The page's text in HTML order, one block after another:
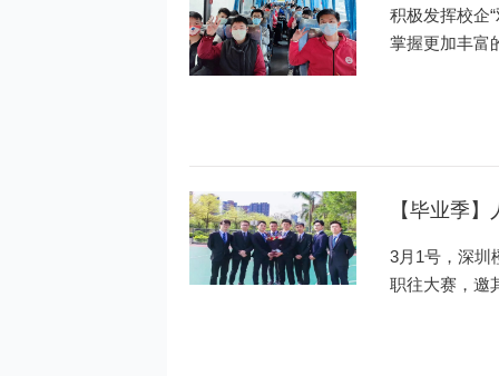
积极发挥校企
掌握更加丰富
【毕业季
3月1号，深圳
职往大赛，邀